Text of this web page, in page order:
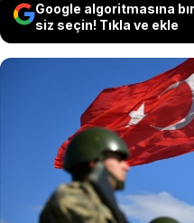
Google algoritmasına
siz seçin! Tıkla ve ekle
WIN/Gallup
düzenlenen
insanların
olmadığı
ülkeleri'
sıralaması ve